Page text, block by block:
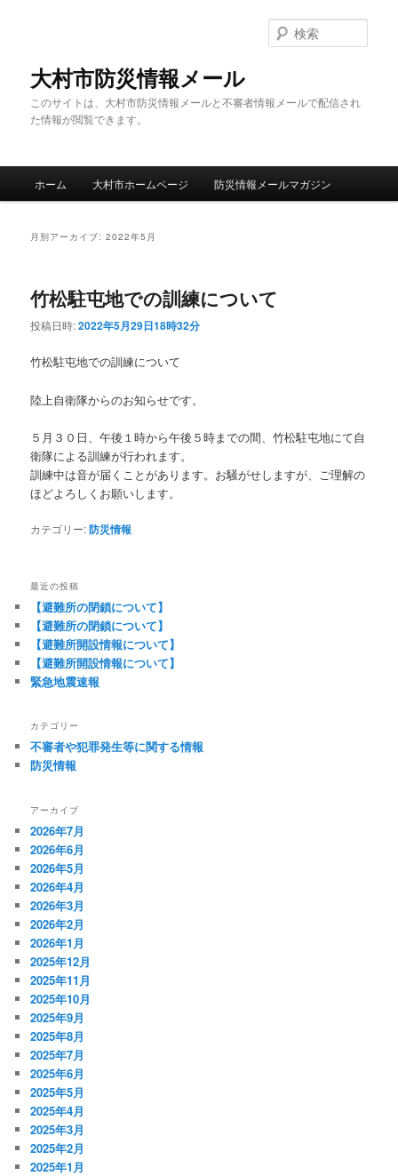
大村市防災情報メール
このサイトは、大村市防災情報メールと不審者情報メールで配信され
た情報が閲覧できます。
索
ホーム 大村市ホームページ 防災情報メールマガジン
月別アーカイブ:2022年5月
竹松駐屯地での訓練について
投稿日時:2022年5月29日18時32分
竹松駐屯地での訓練について
陸上自衛隊からのお知らせです。
５月３０日、午後１時から午後５時までの間、竹松駐屯地にて自
衛隊による訓練が行われます。
訓練中は音が届くことがあります。お騒がせしますが、ご理解の
ほどよろしくお願いします。
カテゴリー:防災情報
最近の投稿
【避難所の閉鎖について】
【避難所の閉鎖について】
【避難所開設情報について】
【避難所開設情報について】
緊急地震速報
カテゴリー
不審者や犯罪発生等に関する情報
防災情報
アーカイブ
2026年7月
2026年6月
2026年5月
2026年4月
2026年3月
2026年2月
2026年1月
2025年12月
2025年11月
2025年10月
2025年9月
2025年8月
2025年7月
2025年6月
2025年5月
2025年4月
2025年3月
2025年2月
2025年1月